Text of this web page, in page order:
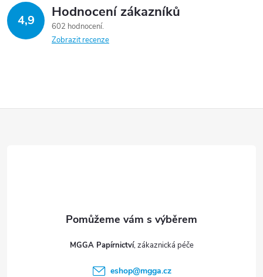
4,9 Hodnocení zákazníků
602 hodnocení
Zobrazit recenze
MGGA Papírnictví
eshop@mgga.cz